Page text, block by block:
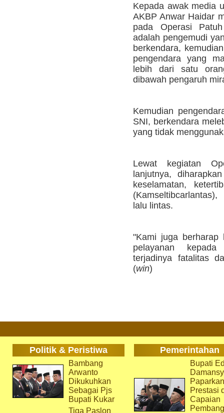
Kepada awak media
AKBP Anwar Haidar
pada Operasi
adalah pengemudi
berkendara,
pengendara yang
lebih dari satu
dibawah pengaruh
Kemudian
SNI, berkendara
yang tidak
Lewat kegiatan
lanjutnya,
keselamatan,
lalu lintas.
"Kami juga berharap
pelayanan
terjadinya fatalitas
(win)
Politik & Peristiwa Pemerintahan
Bambang
Arwanto
Dikukuhkan
Sebagai Pjs
Bupati Kukar
Tiga Paslon
Bupati
Paparkan
Prestasi
Capaian